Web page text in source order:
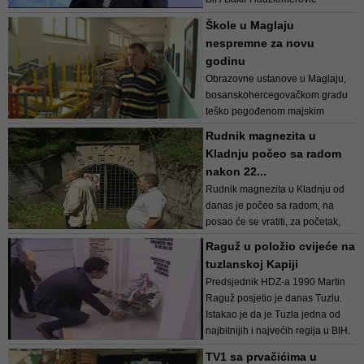
Pogledajte intervju!
Škole u Maglaju
nespremne za novu
godinu
Obrazovne ustanove u Maglaju,
bosanskohercegovačkom gradu
teško pogođenom majskim
đake. Rok za sanaciju koja je u
toku je 15. septembar.
Rudnik magnezita u
Kladnju počeo sa radom
nakon 22...
Rudnik magnezita u Kladnju od
danas je počeo sa radom, na
posao će se vratiti, za početak,
potpisanih Ugovora o poslovno –
tehničkoj saradnji između
”Rudnika nemet...
Raguž u položio cvijeće na
tuzlanskoj Kapiji
Predsjednik HDZ-a 1990 Martin
Raguž posjetio je danas Tuzlu.
Istakao je da je Tuzla jedna od
najbitnijih i najvećih regija u BIH.
TV1 sa prvačićima u